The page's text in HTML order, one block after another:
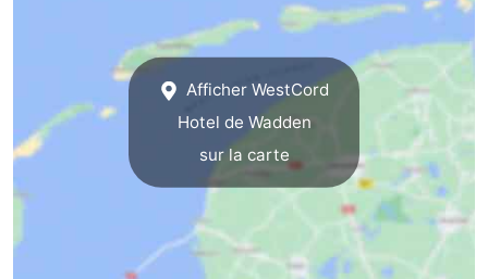
Afficher WestCord
Hotel de Wadden
sur la carte